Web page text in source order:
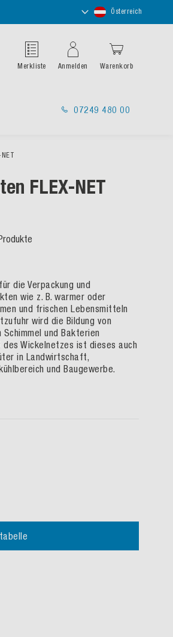
Store
auswählen
Österreich
Merkliste Anmelden Warenkorb
07249 480 00
FLEX-NET
die Verpackung und
wie z. B. warmer oder
und frischen Lebensmitteln
wird die Bildung von
und Bakterien
Wickelnetzes ist dieses auch
in Landwirtschaft,
und Baugewerbe.